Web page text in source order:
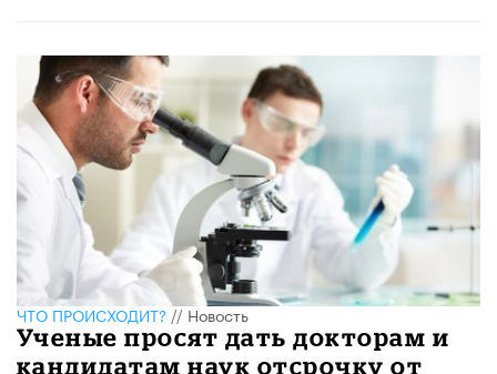
ЧТО ПРОИСХОДИТ? //Новость
Ученые просят дать докторам и
кандидатам наук отсрочку от